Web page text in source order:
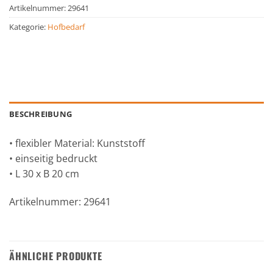
Artikelnummer:29641
Kategorie: Hofbedarf
BESCHREIBUNG
• flexibler Material: Kunststoff
• einseitig bedruckt
• L 30 x B 20 cm
Artikelnummer: 29641
ÄHNLICHE PRODUKTE